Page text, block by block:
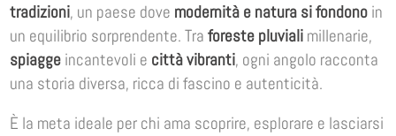
tradizioni, un paese dove modernità e natura si fondono in
un equilibrio sorprendente. Traforeste pluviali millenarie,
spiagge incantevoli e città vibranti, ogni angolo racconta
una storia diversa, ricca di fascino e autenticità.
È la meta ideale per chi ama scoprire, esplorare e lasciarsi